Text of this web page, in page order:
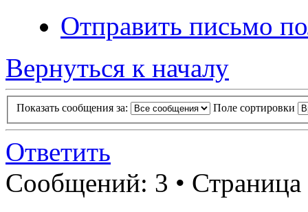
Отправить письмо
Вернуться к началу
Показать сообщения за: Поле сортировки
Ответить
Сообщений: 3 • Страница